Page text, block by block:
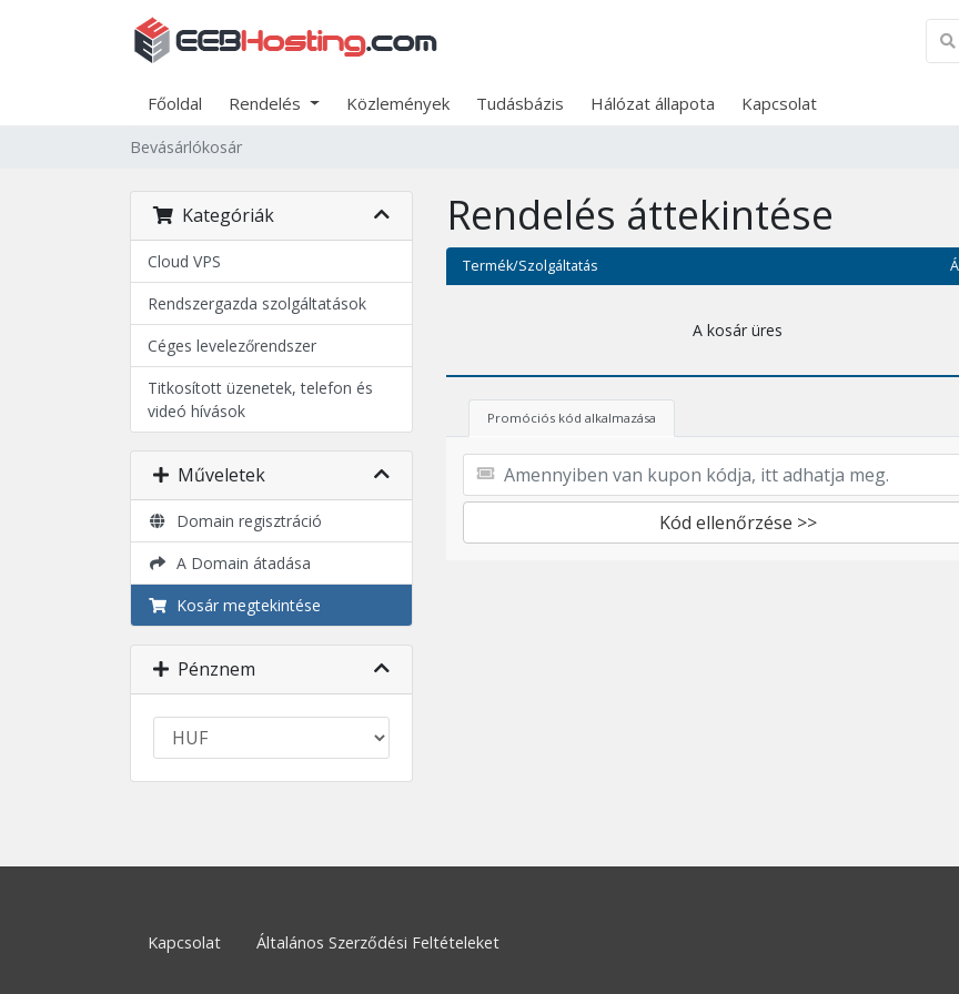
Főoldal Rendelés Közlemények Tudásbázis Hálózat állapota Kapcsolat
Bevásárlókosár
Kategóriák
Cloud VPS
Rendszergazda szolgáltatások
Céges levelezőrendszer
Titkosított üzenetek, telefon és
videó hívások
Műveletek
Domain regisztráció
A Domain átadása
Kosár megtekintése
Pénznem
Rendelés áttekintése
Termék/Szolgáltatás
A kosár üres
Promóciós kód alkalmazása
Kód ellenőrzése >>
Kapcsolat Általános Szerződési Feltételeket